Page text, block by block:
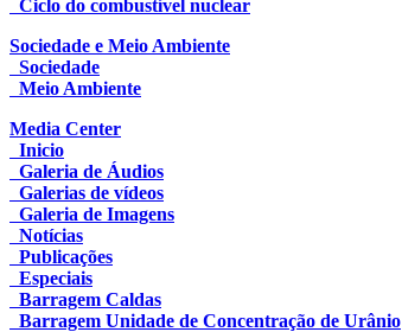
Ciclo do combustível nuclear
Sociedade e Meio Ambiente
Sociedade
Meio Ambiente
Media Center
Inicio
Galeria de Áudios
Galerias de vídeos
Galeria de Imagens
Notícias
Publicações
Especiais
Barragem Caldas
Barragem Unidade de Concentração de Urânio